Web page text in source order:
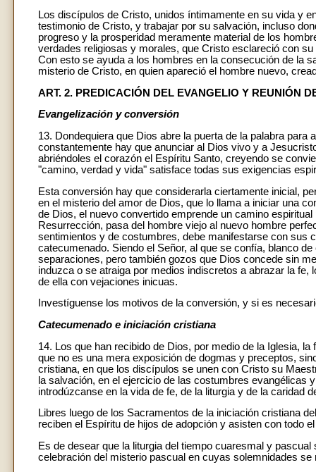
Los discípulos de Cristo, unidos íntimamente en su vida y
testimonio de Cristo, y trabajar por su salvación, incluso
progreso y la prosperidad meramente material de los
verdades religiosas y morales, que Cristo esclareció con
Con esto se ayuda a los hombres en la consecución de la
misterio de Cristo, en quien apareció el hombre nuevo,
ART. 2. PREDICACIÓN DEL EVANGELIO Y REUNIÓN
Evangelización y conversión
13. Dondequiera que Dios abre la puerta de la palabra
constantemente hay que anunciar al Dios vivo y a
abriéndoles el corazón el Espíritu Santo, creyendo se
"camino, verdad y vida" satisface todas sus exigencias
Esta conversión hay que considerarla ciertamente inicial,
en el misterio del amor de Dios, que lo llama a iniciar una
de Dios, el nuevo convertido emprende un camino
Resurrección, pasa del hombre viejo al nuevo hombre
sentimientos y de costumbres, debe manifestarse con sus
catecumenado. Siendo el Señor, al que se confía, blanco
separaciones, pero también gozos que Dios concede sin
induzca o se atraiga por medios indiscretos a abrazar la
de ella con vejaciones inicuas.
Investíguense los motivos de la conversión, y si es
Catecumenado e iniciación cristiana
14. Los que han recibido de Dios, por medio de la Iglesia,
que no es una mera exposición de dogmas y preceptos,
cristiana, en que los discípulos se unen con Cristo su
la salvación, en el ejercicio de las costumbres evangélicas
introdúzcanse en la vida de fe, de la liturgia y de la caridad
Libres luego de los Sacramentos de la iniciación cristiana
reciben el Espíritu de hijos de adopción y asisten con todo
Es de desear que la liturgia del tiempo cuaresmal y
celebración del misterio pascual en cuyas solemnidades